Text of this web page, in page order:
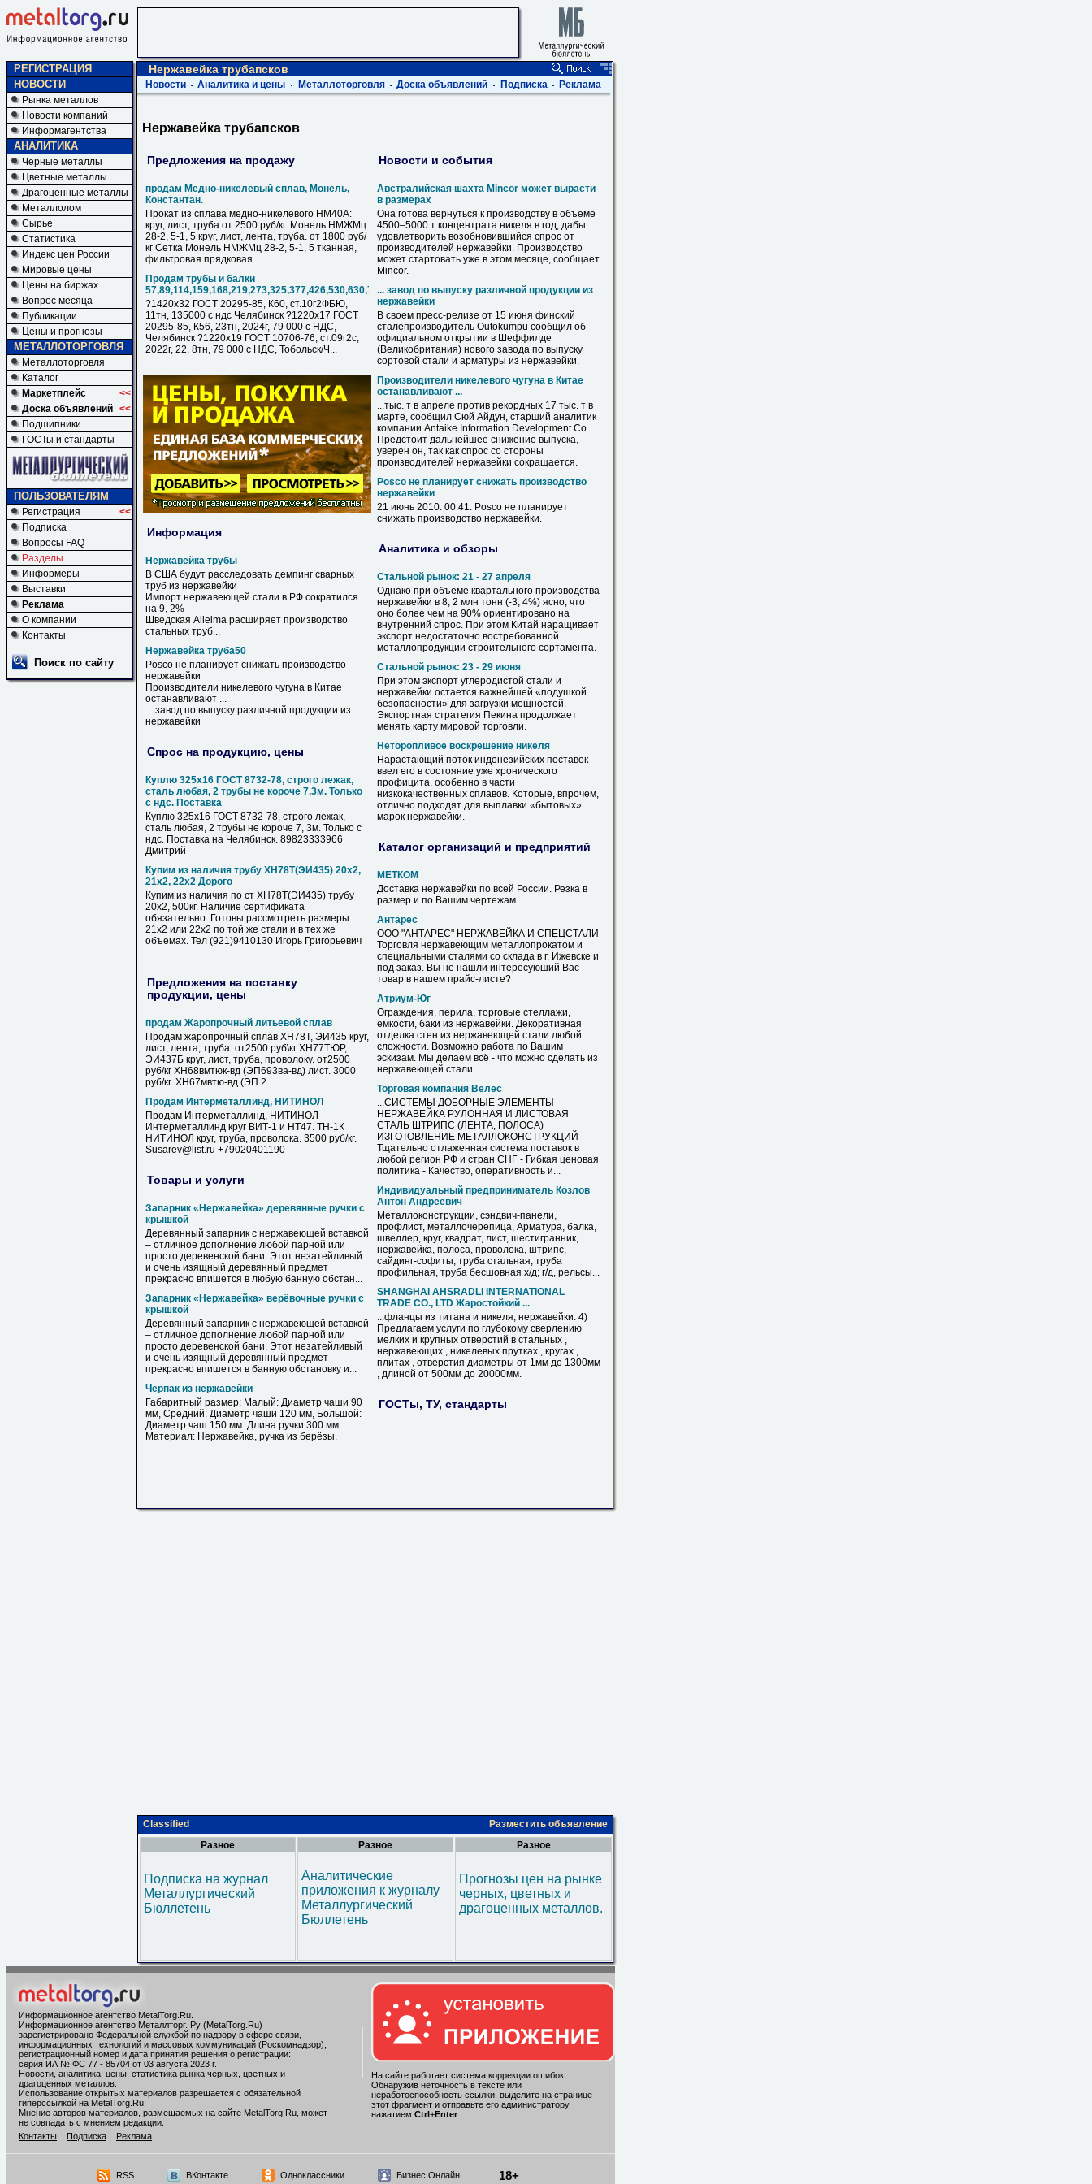
РЕГИСТРАЦИЯ
НОВОСТИ
Рынка металлов
Новости компаний
Информагентства
АНАЛИТИКА
Черные металлы
Цветные металлы
Драгоценные металлы
Металлолом
Сырье
Статистика
Индекс цен России
Мировые цены
Цены на биржах
Вопрос месяца
Публикации
Цены и прогнозы
МЕТАЛЛОТОРГОВЛЯ
Металлоторговля
Каталог
Маркетплейс
<<
Доска объявлений <<
Подшипники
ГОСТы и стандарты
ПОЛЬЗОВАТЕЛЯМ
Регистрация
<<
Подписка
Вопросы FAQ
Разделы
Информеры
Выставки
Реклама
О компании
Контакты
Поиск по сайту
Нержавейка трубапсков
Новости Аналитика и цены Металлоторговля Доска объявлений Подписка Реклама
Нержавейка трубапсков
Предложения на продажу
продам Медно-никелевый сплав, Монель,
Константан.
Прокат из сплава медно-никелевого НМ40А:
круг, лист, труба от 2500 руб/кг. Монель НМЖМц
28-2, 5-1, 5 круг, лист, лента, труба. от 1800 руб/
кг Сетка Монель НМЖМц 28-2, 5-1, 5 тканная,
фильтровая прядковая...
Продам трубы и балки
57,89,114,159,168,219,273,325,377,426,530,630,720,820,1020,1220,1420
?1420х32 ГОСТ 20295-85, К60, ст.10г2ФБЮ,
11тн, 135000 с ндс Челябинск ?1220х17 ГОСТ
20295-85, К56, 23тн, 2024г, 79 000 с НДC,
Челябинск ?1220х19 ГОСТ 10706-76, ст.09г2с,
2022г, 22, 8тн, 79 000 с НДC, Тобольск/Ч...
Информация
Нержавейка трубы
В США будут расследовать демпинг сварных
труб из нержавейки
Импорт нержавеющей стали в РФ сократился
на 9, 2%
Шведская Alleima расширяет производство
стальных труб...
Нержавейка труба50
Posco не планирует снижать производство
нержавейки
Производители никелевого чугуна в Китае
останавливают ...
... завод по выпуску различной продукции из
нержавейки
Спрос на продукцию, цены
Куплю 325х16 ГОСТ 8732-78, строго лежак,
сталь любая, 2 трубы не короче 7,3м. Только
с ндс. Поставка
Куплю 325х16 ГОСТ 8732-78, строго лежак,
сталь любая, 2 трубы не короче 7, 3м. Только с
ндс. Поставка на Челябинск. 89823333966
Дмитрий
Купим из наличия трубу ХН78Т(ЭИ435) 20х2,
21х2, 22х2 Дорого
Купим из наличия по ст ХН78Т(ЭИ435) трубу
20х2, 500кг. Наличие сертификата
обязательно. Готовы рассмотреть размеры
21х2 или 22х2 по той же стали и в тех же
объемах. Тел (921)9410130 Игорь Григорьевич
...
Предложения на поставку
продукции, цены
продам Жаропрочный литьевой сплав
Продам жаропрочный сплав ХН78Т, ЭИ435 круг,
лист, лента, труба. от2500 руб\кг ХН77ТЮР,
ЭИ437Б круг, лист, труба, проволоку. от2500
руб/кг ХН68вмтюк-вд (ЭП693ва-вд) лист. 3000
руб/кг. ХН67мвтю-вд (ЭП 2...
Продам Интерметаллинд, НИТИНОЛ
Продам Интерметаллинд, НИТИНОЛ
Интерметаллинд круг ВИТ-1 и НТ47. ТН-1К
НИТИНОЛ круг, труба, проволока. 3500 руб/кг.
Susarev@list.ru +79020401190
Товары и услуги
Запарник «Нержавейка» деревянные ручки с
крышкой
Деревянный запарник с нержавеющей вставкой
– отличное дополнение любой парной или
просто деревенской бани. Этот незатейливый
и очень изящный деревянный предмет
прекрасно впишется в любую банную обстан...
Запарник «Нержавейка» верёвочные ручки с
крышкой
Деревянный запарник с нержавеющей вставкой
– отличное дополнение любой парной или
просто деревенской бани. Этот незатейливый
и очень изящный деревянный предмет
прекрасно впишется в банную обстановку и...
Черпак из нержавейки
Габаритный размер: Малый: Диаметр чаши 90
мм, Средний: Диаметр чаши 120 мм, Большой:
Диаметр чаш 150 мм. Длина ручки 300 мм.
Материал: Нержавейка, ручка из берёзы.
Новости и события
Австралийская шахта Mincor может вырасти
в размерах
Она готова вернуться к производству в объеме
4500–5000 т концентрата никеля в год, дабы
удовлетворить возобновившийся спрос от
производителей нержавейки. Производство
может стартовать уже в этом месяце, сообщает
Mincor.
... завод по выпуску различной продукции из
нержавейки
В своем пресс-релизе от 15 июня финский
сталепроизводитель Outokumpu сообщил об
официальном открытии в Шеффилде
(Великобритания) нового завода по выпуску
сортовой стали и арматуры из нержавейки.
Производители никелевого чугуна в Китае
останавливают ...
...тыс. т в апреле против рекордных 17 тыс. т в
марте, сообщил Сюй Айдун, старший аналитик
компании Antaike Information Development Co.
Предстоит дальнейшее снижение выпуска,
уверен он, так как спрос со стороны
производителей нержавейки сокращается.
Posco не планирует снижать производство
нержавейки
21 июнь 2010. 00:41. Posco не планирует
снижать производство нержавейки.
Аналитика и обзоры
Стальной рынок: 21 - 27 апреля
Однако при объеме квартального производства
нержавейки в 8, 2 млн тонн (-3, 4%) ясно, что
оно более чем на 90% ориентировано на
внутренний спрос. При этом Китай наращивает
экспорт недостаточно востребованной
металлопродукции строительного сортамента.
Стальной рынок: 23 - 29 июня
При этом экспорт углеродистой стали и
нержавейки остается важнейшей «подушкой
безопасности» для загрузки мощностей.
Экспортная стратегия Пекина продолжает
менять карту мировой торговли.
Неторопливое воскрешение никеля
Нарастающий поток индонезийских поставок
ввел его в состояние уже хронического
профицита, особенно в части
низкокачественных сплавов. Которые, впрочем,
отлично подходят для выплавки «бытовых»
марок нержавейки.
Каталог организаций и предприятий
МЕТКОМ
Доставка нержавейки по всей России. Резка в
размер и по Вашим чертежам.
Антарес
ООО "АНТАРЕС" НЕРЖАВЕЙКА И СПЕЦСТАЛИ
Торговля нержавеющим металлопрокатом и
специальными сталями со склада в г. Ижевске и
под заказ. Вы не нашли интересуюший Вас
товар в нашем прайс-листе?
Атриум-Юг
Ограждения, перила, торговые стеллажи,
емкости, баки из нержавейки. Декоративная
отделка стен из нержавеющей стали любой
сложности. Возможно работа по Вашим
эскизам. Мы делаем всё - что можно сделать из
нержавеющей стали.
Торговая компания Велес
...СИСТЕМЫ ДОБОРНЫЕ ЭЛЕМЕНТЫ
НЕРЖАВЕЙКА РУЛОННАЯ И ЛИСТОВАЯ
СТАЛЬ ШТРИПС (ЛЕНТА, ПОЛОСА)
ИЗГОТОВЛЕНИЕ МЕТАЛЛОКОНСТРУКЦИЙ -
Тщательно отлаженная система поставок в
любой регион РФ и стран СНГ - Гибкая ценовая
политика - Качество, оперативность и...
Индивидуальный предприниматель Козлов
Антон Андреевич
Металлоконструкции, сэндвич-панели,
профлист, металлочерепица, Арматура, балка,
швеллер, круг, квадрат, лист, шестигранник,
нержавейка, полоса, проволока, штрипс,
сайдинг-софиты, труба стальная, труба
профильная, труба бесшовная х/д; г/д, рельсы...
SHANGHAI AHSRADLI INTERNATIONAL
TRADE CО., LTD Жаростойкий ...
...фланцы из титана и никеля, нержавейки. 4)
Предлагаем услуги по глубокому сверлению
мелких и крупных отверстий в стальных ,
нержавеющих , никелевых прутках , кругах ,
плитах , отверстия диаметры от 1мм до 1300мм
, длиной от 500мм до 20000мм.
ГОСТы, ТУ, стандарты
Classified
Разместить объявление
Разное
Подписка на журнал
Металлургический
Бюллетень
Разное
Аналитические
приложения к журналу
Металлургический
Бюллетень
Разное
Прогнозы цен на рынке
черных, цветных и
драгоценных металлов.
Информационное агентство MetalTorg.Ru
Информационное агентство Металлторг. Ру (MetalTorg.Ru)
зарегистрировано Федеральной службой по надзору в сфере связи,
информационных технологий и массовых коммуникаций (Роскомнадзор),
регистрационный номер и дата принятия решения о регистрации:
серия ИА № ФС 77 - 85704 от 03 августа 2023 г.
Новости, аналитика, цены, статистика рынка черных, цветных и
драгоценных металлов.
Использование открытых материалов разрешается с обязательной
гиперссылкой на MetalTorg.Ru
Мнение авторов материалов, размещаемых на сайте MetalTorg.Ru, может
не совпадать с мнением редакции.
Контакты
Подписка Реклама
На сайте работает система коррекции ошибок.
Обнаружив неточность в тексте или
неработоспособность ссылки, выделите на странице
этот фрагмент и отправьте его администратору
нажатием Ctrl +Enter.
RSS ВКонтакте Одноклассники Бизнес Онлайн 18+